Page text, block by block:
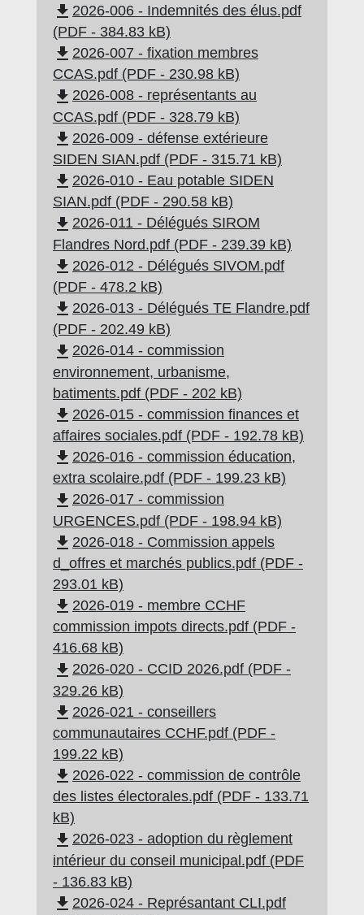
file_download 2026-006 - Indemnités des élus.pdf
(PDF - 384.83 kB)
file_download 2026-007 - fixation membres
CCAS.pdf (PDF - 230.98 kB)
file_download 2026-008 - représentants au
CCAS.pdf (PDF - 328.79 kB)
file_download 2026-009 - défense extérieure
SIDEN SIAN.pdf (PDF - 315.71 kB)
file_download 2026-010 - Eau potable SIDEN
SIAN.pdf (PDF - 290.58 kB)
file_download 2026-011 - Délégués SIROM
Flandres Nord.pdf (PDF - 239.39 kB)
file_download 2026-012 - Délégués SIVOM.pdf
(PDF - 478.2 kB)
file_download 2026-013 - Délégués TE Flandre.pdf
(PDF - 202.49 kB)
file_download 2026-014 - commission
environnement, urbanisme,
batiments.pdf (PDF - 202 kB)
file_download 2026-015 - commission finances et
affaires sociales.pdf (PDF - 192.78 kB)
file_download 2026-016 - commission éducation,
extra scolaire.pdf (PDF - 199.23 kB)
file_download 2026-017 - commission
URGENCES.pdf (PDF - 198.94 kB)
file_download 2026-018 - Commission appels
d_offres et marchés publics.pdf (PDF -
293.01 kB)
file_download 2026-019 - membre CCHF
commission impots directs.pdf (PDF -
416.68 kB)
file_download 2026-020 - CCID 2026.pdf (PDF -
329.26 kB)
file_download 2026-021 - conseillers
communautaires CCHF.pdf (PDF -
199.22 kB)
file_download 2026-022 - commission de contrôle
des listes électorales.pdf (PDF - 133.71
kB)
file_download 2026-023 - adoption du règlement
intérieur du conseil municipal.pdf (PDF
- 136.83 kB)
file_download 2026-024 - Représantant CLI.pdf